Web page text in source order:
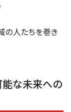
の人たちを巻き
能な未来への